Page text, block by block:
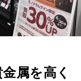
属を高く